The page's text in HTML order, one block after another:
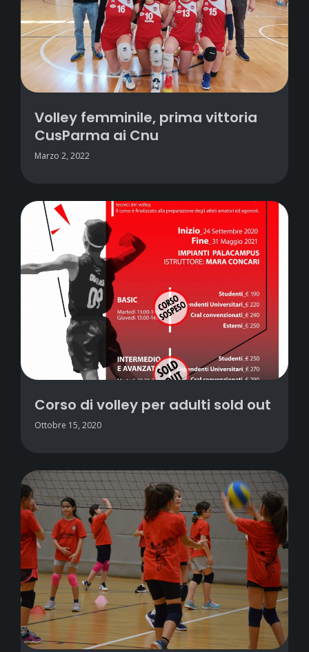
Volley femminile, prima vittoria
CusParma ai Cnu
Marzo 2, 2022
Corso di volley per adulti sold out
Ottobre 15, 2020